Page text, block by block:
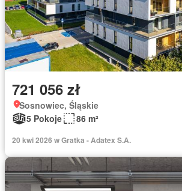
721 056 zł
Sosnowiec, Śląskie
5 Pokoje
86 m²
20 kwi 2026 w Gratka - Adatex S.A.